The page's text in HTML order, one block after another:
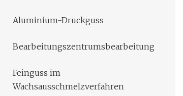
Aluminium-Druckguss
Bearbeitungszentrumsbearbeitung
Feinguss im
Wachsausschmelzverfahren